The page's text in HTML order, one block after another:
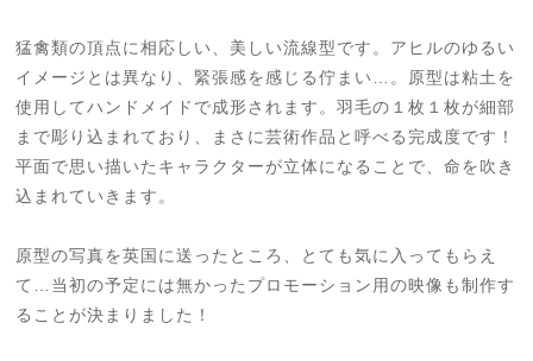
猛禽類の頂点に相応しい、美しい流線型です。 アヒルのゆるい
イメージとは異なり、緊張感を感じる佇まい…。 原型は粘土を
使用してハンドメイドで成形されます。羽毛の１枚１枚が細部
まで彫り込まれており、まさに芸術作品と呼べる完成度です！
平面で思い描いたキャラクターが立体になることで、命を吹き
込まれていきます。
原型の写真を英国に送ったところ、とても気に入ってもらえ
て…当初の予定には無かったプロモーション用の映像も制作す
ることが決まりました！